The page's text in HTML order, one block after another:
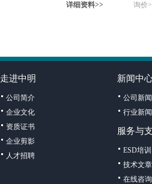
详细资料>>
询价
走进中明
公司简介
企业文化
资质证书
企业剪影
人才招聘
新闻中
公司新闻
行业新闻
服务与
ESD培训
技术文章
在线咨询